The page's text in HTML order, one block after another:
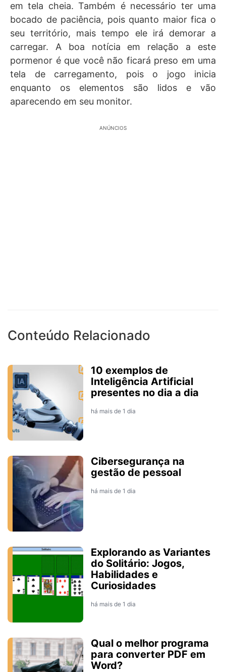
em tela cheia. Também é necessário ter uma
bocado de paciência, pois quanto maior fica o
seu território, mais tempo ele irá demorar a
carregar. A boa notícia em relação a este
pormenor é que você não ficará preso em uma
tela de carregamento, pois o jogo inicia
enquanto os elementos são lidos e vão
aparecendo em seu monitor.
ANÚNCIOS
Conteúdo Relacionado
10 exemplos de
Inteligência Artificial
presentes no dia a dia
há mais de 1 dia
Cibersegurança na
gestão de pessoal
há mais de 1 dia
Explorando as Variantes
do Solitário: Jogos,
Habilidades e
Curiosidades
há mais de 1 dia
Qual o melhor programa
para converter PDF em
Word?